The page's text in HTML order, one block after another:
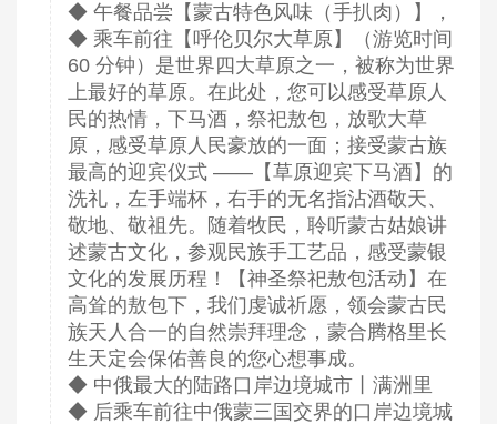
◆ 午餐品尝【蒙古特色风味（手扒肉）】，
◆ 乘车前往【呼伦贝尔大草原】（游览时间
60 分钟）是世界四大草原之一，被称为世界
上最好的草原。在此处，您可以感受草原人
民的热情，下马酒，祭祀敖包，放歌大草
原，感受草原人民豪放的一面；接受蒙古族
最高的迎宾仪式 ——【草原迎宾下马酒】的
洗礼，左手端杯，右手的无名指沾酒敬天、
敬地、敬祖先。随着牧民，聆听蒙古姑娘讲
述蒙古文化，参观民族手工艺品，感受蒙银
文化的发展历程！【神圣祭祀敖包活动】在
高耸的敖包下，我们虔诚祈愿，领会蒙古民
族天人合一的自然崇拜理念，蒙合腾格里长
生天定会保佑善良的您心想事成。
◆ 中俄最大的陆路口岸边境城市丨满洲里
◆ 后乘车前往中俄蒙三国交界的口岸边境城